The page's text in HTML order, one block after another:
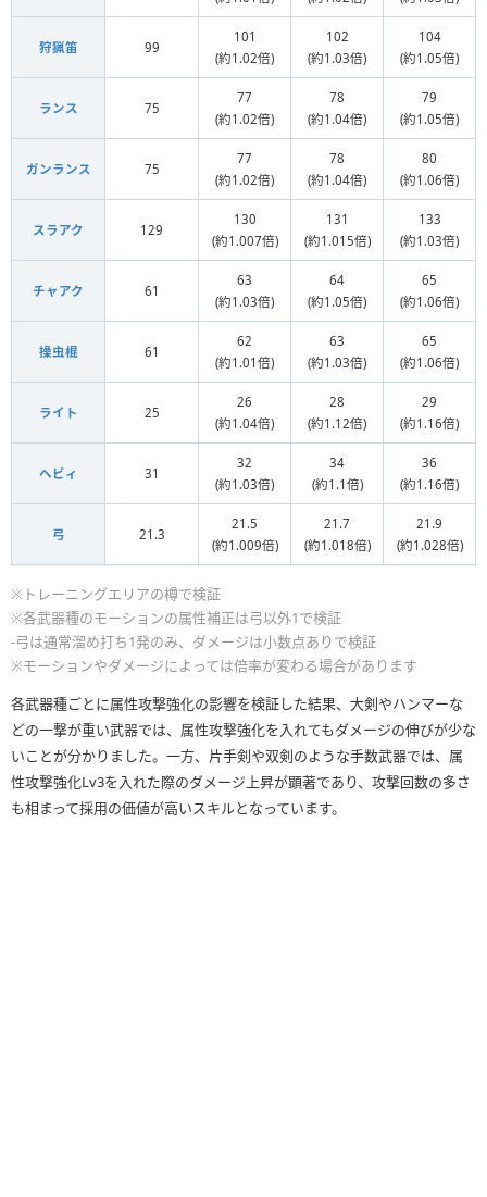
狩猟笛 99
101
(約1.02倍)
102
(約1.03倍)
104
(約1.05倍)
ランス 75
77
(約1.02倍)
78
(約1.04倍)
79
(約1.05倍)
ガンランス 75
77
(約1.02倍)
78
(約1.04倍)
80
(約1.06倍)
スラアク 129
130
(約1.007倍)
131
(約1.015倍)
133
(約1.03倍)
チャアク 61
63
(約1.03倍)
64
(約1.05倍)
65
(約1.06倍)
操虫棍 61
62
(約1.01倍)
63
(約1.03倍)
65
(約1.06倍)
ライト 25
26
(約1.04倍)
28
(約1.12倍)
29
(約1.16倍)
ヘビィ 31
32
(約1.03倍)
34
(約1.1倍)
36
(約1.16倍)
弓 21.3
21.5
(約1.009倍)
21.7
(約1.018倍)
21.9
(約1.028倍)
※トレーニングエリアの樽で検証
※各武器種のモーションの属性補正は弓以外1で検証
-弓は通常溜め打ち1発のみ、ダメージは小数点ありで検証
※モーションやダメージによっては倍率が変わる場合があります
各武器種ごとに属性攻撃強化の影響を検証した結果、大剣やハンマーな
どの一撃が重い武器では、属性攻撃強化を入れてもダメージの伸びが少な
いことが分かりました。一方、片手剣や双剣のような手数武器では、属
性攻撃強化Lv3を入れた際のダメージ上昇が顕著であり、攻撃回数の多さ
も相まって採用の価値が高いスキルとなっています。